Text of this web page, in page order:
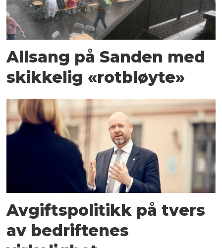
Allsang på Sanden med
skikkelig «rotbløyte»
Avgiftspolitikk på tvers
av bedriftenes